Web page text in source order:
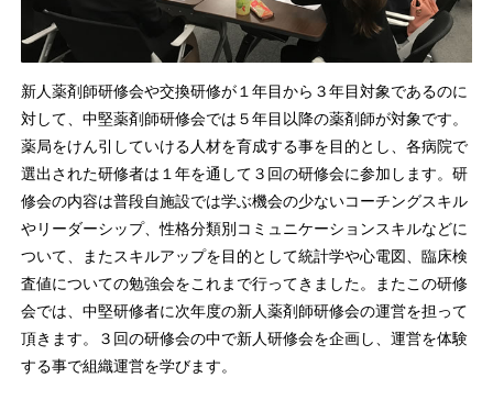
新人薬剤師研修会や交換研修が１年目から３年目対象であるのに
対して、中堅薬剤師研修会では５年目以降の薬剤師が対象です。
薬局をけん引していける人材を育成する事を目的とし、各病院で
選出された研修者は１年を通して３回の研修会に参加します。研
修会の内容は普段自施設では学ぶ機会の少ないコーチングスキル
やリーダーシップ、性格分類別コミュニケーションスキルなどに
ついて、またスキルアップを目的として統計学や心電図、臨床検
査値についての勉強会をこれまで行ってきました。またこの研修
会では、中堅研修者に次年度の新人薬剤師研修会の運営を担って
頂きます。３回の研修会の中で新人研修会を企画し、運営を体験
する事で組織運営を学びます。